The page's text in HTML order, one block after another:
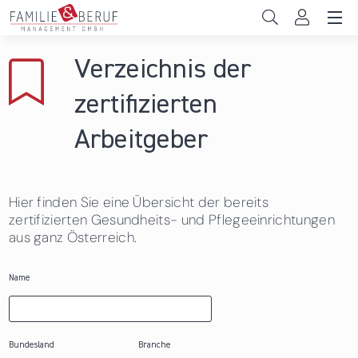
Direkt zum Inhalt
Gemeinden
Das sind wir
News & Events
Verzeichnis der
zertifizierten
Arbeitgeber
Hier finden Sie eine Übersicht der bereits
zertifizierten Gesundheits- und Pflegeeinrichtungen
aus ganz Österreich.
Name
Bundesland Branche